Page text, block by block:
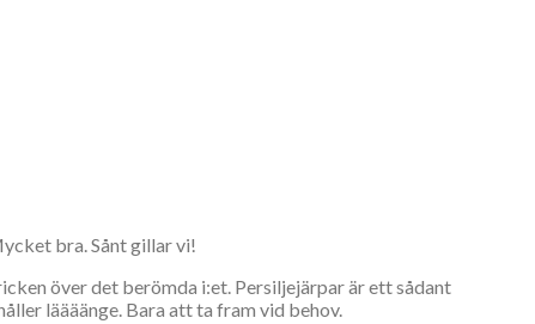
bra. Sånt gillar vi!
över det berömda i:et. Persiljejärpar är ett sådant
läääänge. Bara att ta fram vid behov.